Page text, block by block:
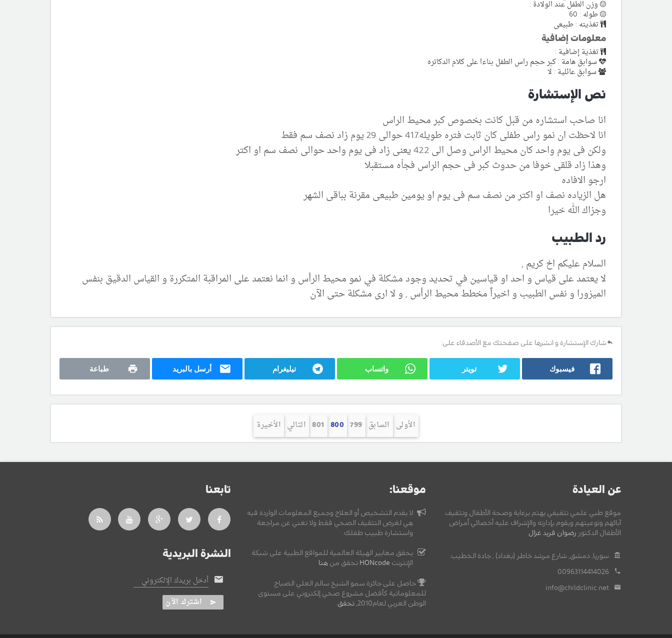
وزن الطفل عند الولادة :
طوله : 60
تغذيته : طبيعى
معلومات إضافية
تغذية إضافية :
سوابق هامة : كبر حجم راس الطفل بناءا على كلام الدكاتره
سوابق عائلية : لا
نص الإستشارة
انا صاحب استشاره من قبل كانت بخصوص كبر محيط الراس
انا لاحظت ان نمو راس طفلى كان ثابت فتره طويله.41.7 حوالى 29 يوم زاد نصف سم فقط
ولكن فى يوم واحد كان محيط الراس وصل الى 42.2 يعنى زاد فى يوم واحد حوالى نصف سم او اكتر
وهذا زاد قلقى خوفا من حدوث كبر فى حجم الراس فجاْه مستقبلا
ارجو الافاده
هل الزياده نصف او اكتر من نصف سم فى يوم او يومين طبيعى مقرنة بباقى الشهر
وجزاك الله خيرا
رد الطبيب
السلام عليكم اخ كريم ,
لا يعتمد على قياس و احد او قياسين في تحديد وجود مشكلة في نمو محيط الرأس و انما نعتمد على المراقبة المتكررة و القياس الدقيق بنفس
الميزورا و نفس الطبيب و اخيراً مخطط محيط الرأس , و لا ارى مشكلة حتى الآن
شارك الإستشارة و انشرها على صفحتك مع الأصدقاء على:
فيسبوك تويتر واتساب تيليغرام أرسل بالبريد طباعة
الأولى السابق 799
800
801 التالي الأخيرة
عن العيادة
موقع طبي علمي تثقيفي يهتم برعاية وصحة الأطفال وتثقيف
آبائهم وتوعيتهم ويقوم بإدارته والإشراف عليه أخصائي أمراض
الأطفال الدكتور رضوان فريد غزال
سوريا, دمشق, شارع مرشد خاطر (بغداد) , جادة الخطيب.
00963114414026
info@childclinic.net
موقعنا:
لا يقدم التشخيص أو العلاج وجميع المعلومات الواردة فيه
هي لغرض التثقيف الصحي فقط ولا تغني عن مراجعة
واستشارة طبيب طفلك.
يحقق معايير الهيئة العالمية للمواقع الطبية على شبكة
الإنترنت HONcode تحقق من هنا
حاصل على جائزة سمو الشيخ سالم العلي الصباح
للمعلوماتية كأفضل مشروع صحي إلكتروني على مستوى
الوطن العربي لعام2010,
تحقق
تابعنا
النشرة البريدية
أدخل بريدك الإلكتروني
اشترك الآن